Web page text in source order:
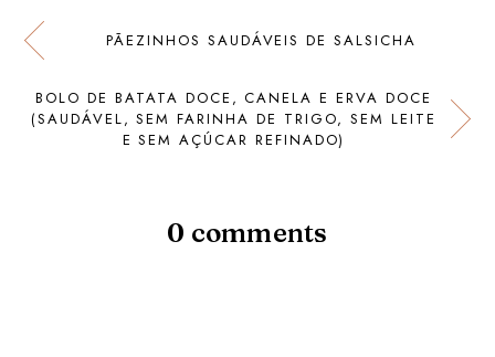
PÃEZINHOS SAUDÁVEIS DE SALSICHA
BOLO DE BATATA DOCE, CANELA E ERVA DOCE
(SAUDÁVEL, SEM FARINHA DE TRIGO, SEM LEITE
E SEM AÇÚCAR REFINADO)
0 comments